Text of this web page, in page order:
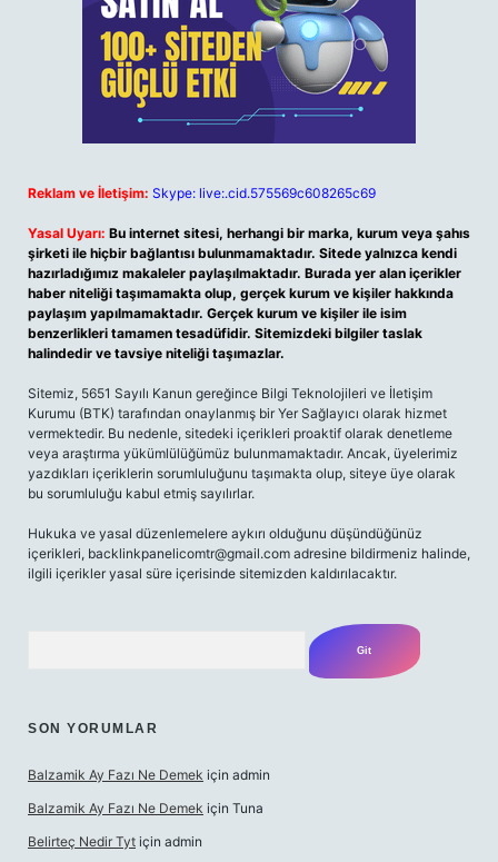
Reklam ve İletişim: Skype: live:.cid.575569c608265c69
Yasal Uyarı: Bu internet sitesi, herhangi bir marka, kurum veya şahıs
şirketi ile hiçbir bağlantısı bulunmamaktadır. Sitede yalnızca kendi
hazırladığımız makaleler paylaşılmaktadır. Burada yer alan içerikler
haber niteliği taşımamakta olup, gerçek kurum ve kişiler hakkında
paylaşım yapılmamaktadır. Gerçek kurum ve kişiler ile isim
benzerlikleri tamamen tesadüfidir. Sitemizdeki bilgiler taslak
halindedir ve tavsiye niteliği taşımazlar.
Sitemiz, 5651 Sayılı Kanun gereğince Bilgi Teknolojileri ve İletişim
Kurumu (BTK) tarafından onaylanmış bir Yer Sağlayıcı olarak hizmet
vermektedir. Bu nedenle, sitedeki içerikleri proaktif olarak denetleme
veya araştırma yükümlülüğümüz bulunmamaktadır. Ancak, üyelerimiz
yazdıkları içeriklerin sorumluluğunu taşımakta olup, siteye üye olarak
bu sorumluluğu kabul etmiş sayılırlar.
Hukuka ve yasal düzenlemelere aykırı olduğunu düşündüğünüz
içerikleri, backlinkpanelicomtr@gmail.com adresine bildirmeniz halinde,
ilgili içerikler yasal süre içerisinde sitemizden kaldırılacaktır.
SON YORUMLAR
Balzamik Ay Fazı Ne Demek için admin
Balzamik Ay Fazı Ne Demek için Tuna
Belirteç Nedir Tyt için admin